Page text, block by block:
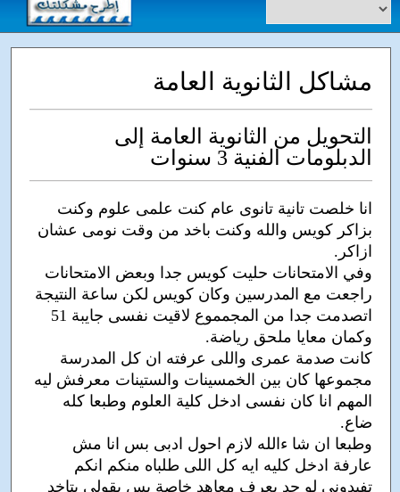
مشاكل الثانوية العامة
التحويل من الثانوية العامة إلى
الدبلومات الفنية 3 سنوات
انا خلصت تانية تانوى عام كنت علمى علوم وكنت
بزاكر كويس والله وكنت باخد من وقت نومى عشان
ازاكر.
وفي الامتحانات حليت كويس جدا وبعض الامتحانات
راجعت مع المدرسين وكان كويس لكن ساعة النتيجة
اتصدمت جدا من المجمموع لاقيت نفسى جايبة 51
وكمان معايا ملحق رياضة.
كانت صدمة عمرى واللى عرفته ان كل المدرسة
مجموعها كان بين الخمسينات والستينات معرفش ليه
المهم انا كان نفسى ادخل كلية العلوم وطبعا كله
ضاع.
وطبعا ان شا ءالله لازم احول ادبى بس انا مش
عارفة ادخل كليه ايه كل اللى طلباه منكم انكم
تفيدونى لو حد يعرف معاهد خاصة بس يقولى بتاخد